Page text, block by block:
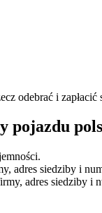
odebrać i zapłacić
pojazdu
adres siedziby i
adres siedziby i